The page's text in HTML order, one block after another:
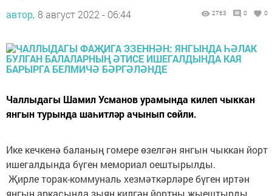
автор, 8 август 2022 - 06:44 2763 0 0
Чаллыдагы Шамил Усманов урамында килеп чыккан
янгын турында шаһитләр ачынып сөйли.
Ике кечкенә баланың гомере өзелгән янгын чыккан йорт
ишегалдында бүген мемориал оештырылды.
Җирле торак-коммуналь хезмәткәрләре бүген иртән
янгын аркасында зыян килгән йортны җыештырды.